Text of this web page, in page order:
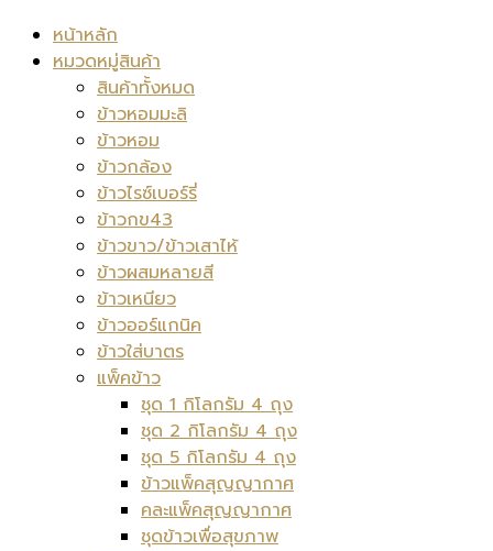
หน้าหลัก
หมวดหมู่สินค้า
สินค้าทั้งหมด
ข้าวหอมมะลิ
ข้าวหอม
ข้าวกล้อง
ข้าวไรซ์เบอร์รี่
ข้าวกข43
ข้าวขาว/ข้าวเสาไห้
ข้าวผสมหลายสี
ข้าวเหนียว
ข้าวออร์แกนิค
ข้าวใส่บาตร
แพ็คข้าว
ชุด 1 กิโลกรัม 4 ถุง
ชุด 2 กิโลกรัม 4 ถุง
ชุด 5 กิโลกรัม 4 ถุง
ข้าวแพ็คสุญญากาศ
คละแพ็คสุญญากาศ
ชุดข้าวเพื่อสุขภาพ